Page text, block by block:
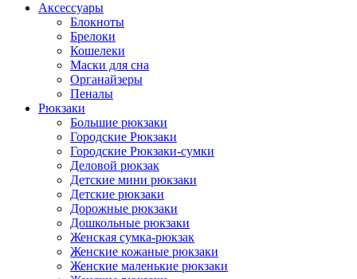
Аксессуары
Блокноты
Брелоки
Кошелеки
Маски для сна
Органайзеры
Пеналы
Рюкзаки
Большие рюкзаки
Городские Рюкзаки
Городские Рюкзаки-сумки
Деловой рюкзак
Детские мини рюкзаки
Детские рюкзаки
Дорожные рюкзаки
Дошкольные рюкзаки
Женская сумка-рюкзак
Женские кожаные рюкзаки
Женские маленькие рюкзаки